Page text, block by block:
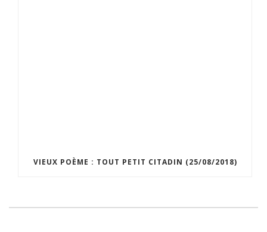
VIEUX POÈME : TOUT PETIT CITADIN (25/08/2018)